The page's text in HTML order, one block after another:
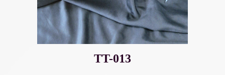
TT-013